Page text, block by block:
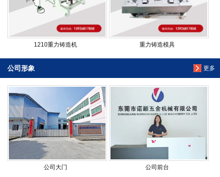
1210重力铸造机 重力铸造模具
更多
公司形象
公司大门 公司前台